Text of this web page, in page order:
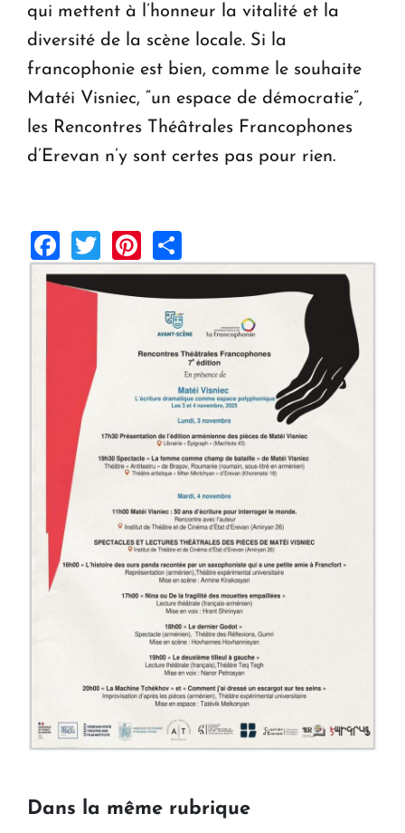
qui mettent à l’honneur la vitalité et la
diversité de la scène locale. Si la
francophonie est bien, comme le souhaite
Matéi Visniec, “un espace de démocratie”,
les Rencontres Théâtrales Francophones
d’Erevan n’y sont certes pas pour rien.
Facebook
TwitterPinterest
Dans la même rubrique